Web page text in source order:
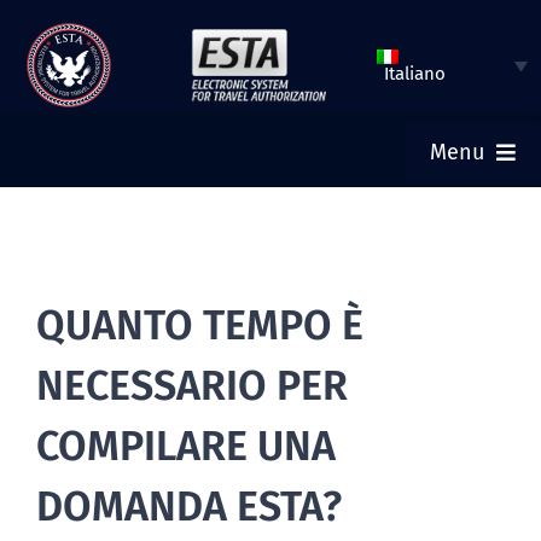
contenuto
Italiano
Menu
VERIFICA STATO ESTA
VISTO TURISTICO
QUANTO TEMPO È
NECESSARIO PER
COMPILARE UNA
DOMANDA ESTA?